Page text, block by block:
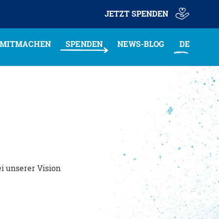
JETZT SPENDEN
MITMACHEN
& Volunteer
SPENDEN NEWS-BLOG DE
unserer Vision